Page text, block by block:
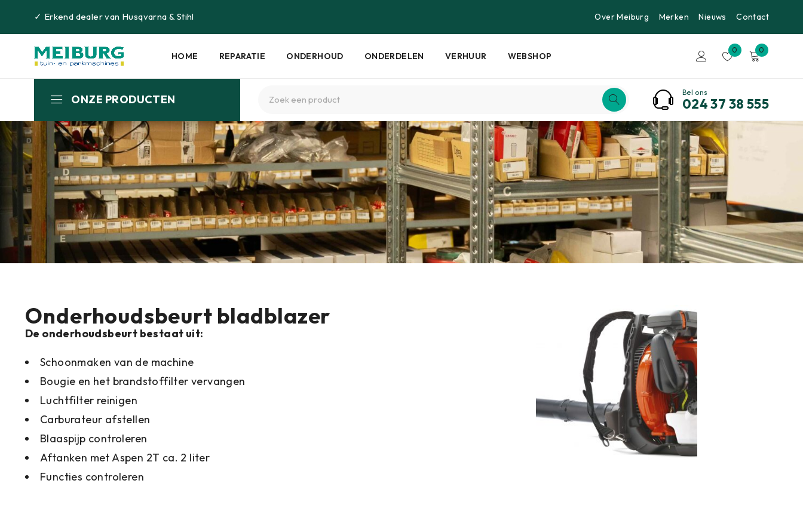
✓ Erkend dealer van Husqvarna &Stihl Over Meiburg Merken Nieuws Contact
HOME REPARATIE ONDERHOUD ONDERDELEN VERHUUR WEBSHOP
0 0
ONZE PRODUCTEN
Bel ons
024 37 38 555
Onderhoudsbeurt bladblazer
De onderhoudsbeurt bestaat uit:
Schoonmaken van de machine
Bougie en het brandstoffilter vervangen
Luchtfilter reinigen
Carburateur afstellen
Blaaspijp controleren
Aftanken met Aspen 2T ca. 2 liter
Functies controleren